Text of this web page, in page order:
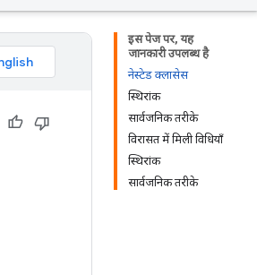
इस पेज पर, यह
जानकारी उपलब्ध है
नेस्टेड क्लासेस
स्थिरांक
सार्वजनिक तरीके
विरासत में मिली विधियाँ
स्थिरांक
सार्वजनिक तरीके